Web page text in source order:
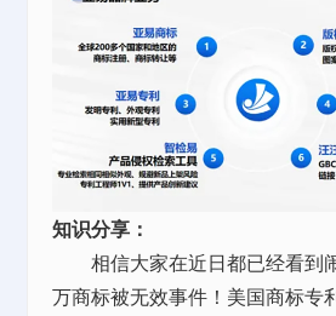
知识分享：
相信大家在近日都已经看到
万商标被无效事件！美国商标专